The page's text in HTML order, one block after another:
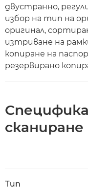
двустранно,
избор на тип на
оригинал,
изтриване на
копиране на
резервирано
сканиране
Тип